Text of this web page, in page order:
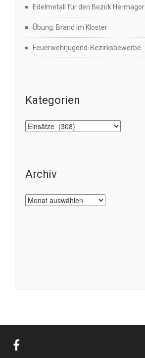
Edelmetall für den Bezirk Hermagor
Übung: Brand im Kloster
Feuerwehrjugend-Bezirksbewerbe
Kategorien
Kategorien
Archiv
Archiv